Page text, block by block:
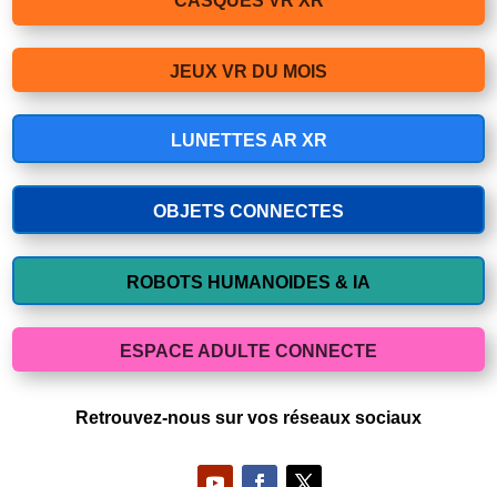
JEUX VR DU MOIS
LUNETTES AR XR
OBJETS CONNECTES
ROBOTS HUMANOIDES & IA
ESPACE ADULTE CONNECTE
Retrouvez-nous sur vos réseaux sociaux